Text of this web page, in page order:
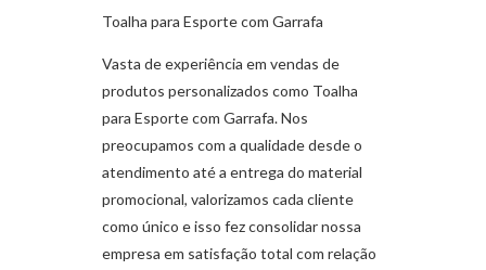
Toalha para Esporte com Garrafa
Vasta de experiência em vendas de
produtos personalizados como Toalha
para Esporte com Garrafa. Nos
preocupamos com a qualidade desde o
atendimento até a entrega do material
promocional, valorizamos cada cliente
como único e isso fez consolidar nossa
empresa em satisfação total com relação